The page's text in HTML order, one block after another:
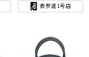
表参道1号店